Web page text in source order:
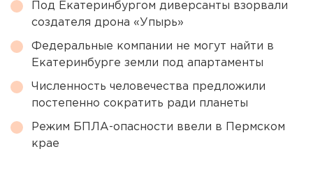
Под Екатеринбургом диверсанты взорвали
создателя дрона «Упырь»
Федеральные компании не могут найти в
Екатеринбурге земли под апартаменты
Численность человечества предложили
постепенно сократить ради планеты
Режим БПЛА-опасности ввели в Пермском
крае